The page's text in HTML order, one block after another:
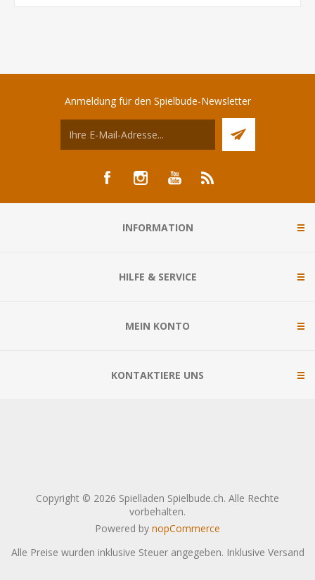
Anmeldung für den Spielbude-Newsletter
INFORMATION
HILFE & SERVICE
MEIN KONTO
KONTAKTIERE UNS
Copyright © 2026 Spielladen Spielbude.ch. Alle Rechte
vorbehalten.
Powered by nopCommerce
Alle Preise wurden inklusive Steuer angegeben. Inklusive Versand